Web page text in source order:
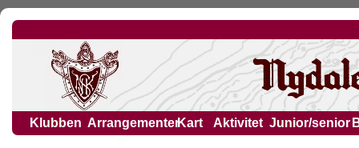
Klubben ArrangementerKart Aktivitet Junior/senior